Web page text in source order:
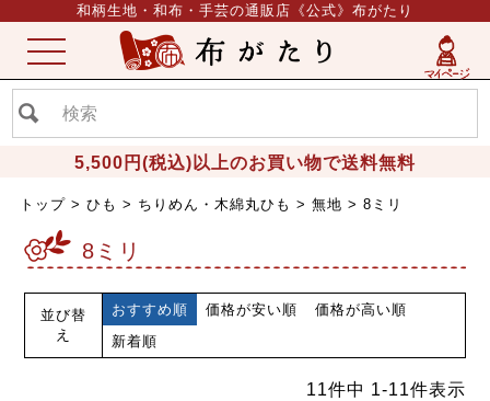
和柄生地・和布・手芸の通販店《公式》布がたり
5,500円(税込)以上のお買い物で送料無料
ME
NU
トップ ひも ちりめん・木綿丸ひも 無地 8ミリ
8ミリ
並び替
え
おすすめ順 価格が安い順
価格が高い順
新着順
11件中 1-11件表示